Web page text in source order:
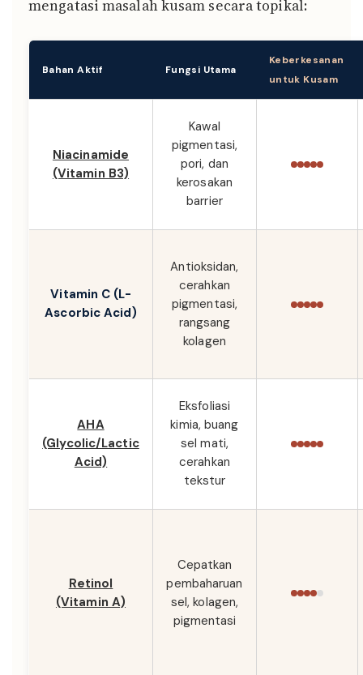
mengatasi masalah kusam secara topikal:
Bahan Aktif Fungsi Utama
Keberkesanan
untuk Kusam
Niacinamide
(Vitamin B3)
Kawal
pigmentasi,
pori, dan
kerosakan
barrier
Vitamin C (L-
Ascorbic Acid)
Antioksidan,
cerahkan
pigmentasi,
rangsang
kolagen
AHA
(Glycolic/Lactic
Acid)
Eksfoliasi
kimia, buang
sel mati,
cerahkan
tekstur
Retinol
(Vitamin A)
Cepatkan
pembaharuan
sel, kolagen,
pigmentasi